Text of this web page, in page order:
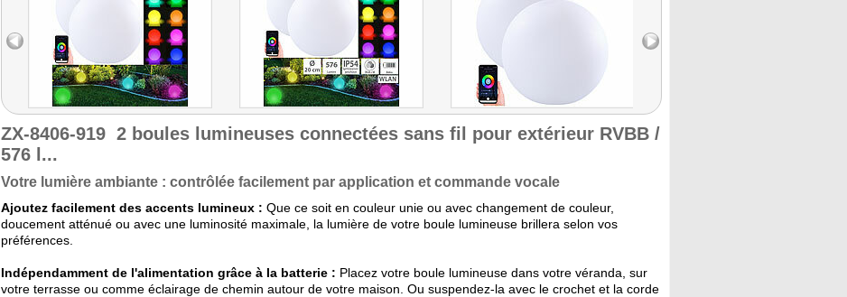
ZX-8406-919 2 boules lumineuses connectées sans fil pour extérieur RVBB /
576 l...
Votre lumière ambiante : contrôlée facilement par application et commande vocale
Ajoutez facilement des accents lumineux : Que ce soit en couleur unie ou avec changement de couleur,
doucement atténué ou avec une luminosité maximale, la lumière de votre boule lumineuse brillera selon vos
préférences.
Indépendamment de l'alimentation grâce à la batterie : Placez votre boule lumineuse dans votre véranda, sur
votre terrasse ou comme éclairage de chemin autour de votre maison. Ou suspendez-la avec le crochet et la corde